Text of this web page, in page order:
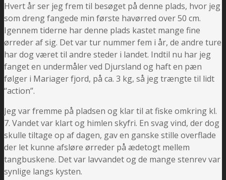
Hvert år ser jeg frem til besøget på denne plads, hvor jeg
som dreng fangede min første havørred over 50 cm.
Igennem tiderne har denne plads kastet mange fine
ørreder af sig. Det var tur nummer fem i år, de andre ture
har dog været til andre steder i landet. Indtil nu har jeg
fanget en undermåler ved Djursland og haft en pæn
følger i Mariager fjord, på ca. 3 kg, så jeg trængte til lidt
“action”.
Jeg var fremme på pladsen og klar til at fiske omkring kl.
7. Vandet var klart og himlen skyfri. En svag vind, der dog
skulle tiltage op af dagen, gav en ganske stille overflade
der let kunne afsløre ørreder på ædetogt mellem
tangbuskene. Det var lavvandet og de mange stenrev var
synlige langs kysten.